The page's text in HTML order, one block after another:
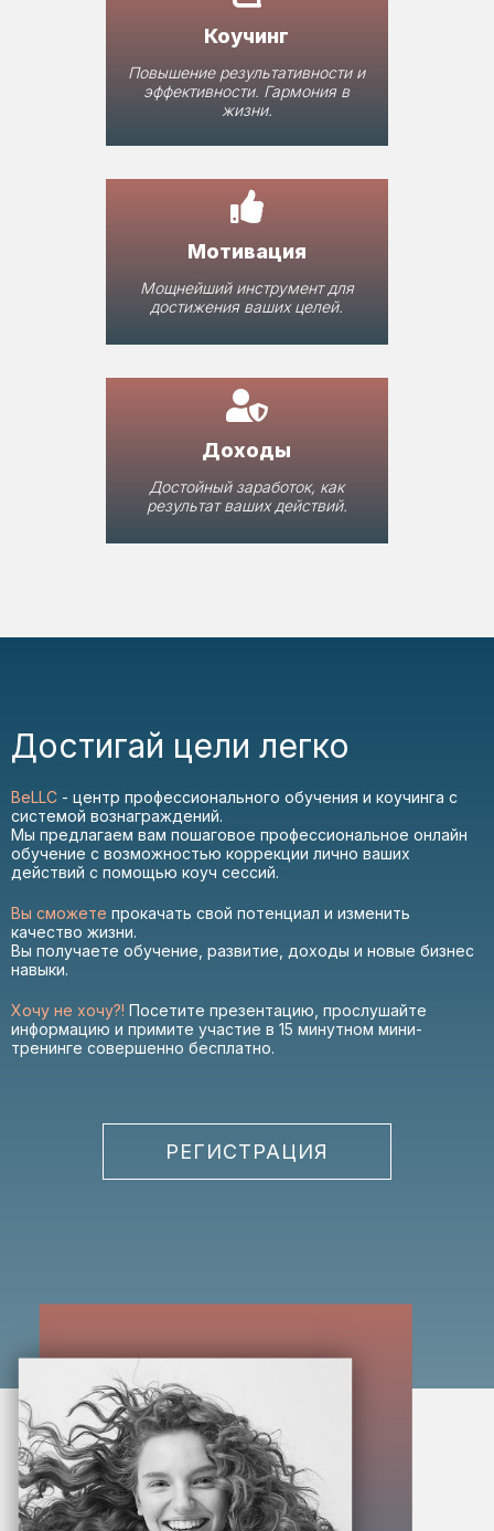
Коучинг
Повышение результативности и
эффективности. Гармония в
жизни.
Мотивация
Мощнейший инструмент для
достижения ваших целей.
Доходы
Достойный заработок, как
результат ваших действий.
Достигай цели легко
BeLLC - центр профессионального обучения и коучинга с
системой вознаграждений.
Мы предлагаем вам пошаговое профессиональное онлайн
обучение с возможностью коррекции лично ваших
действий с помощью коуч сессий.
Вы сможете прокачать свой потенциал и изменить
качество жизни.
Вы получаете обучение, развитие, доходы и новые бизнес
навыки.
Хочу не хочу?! Посетите презентацию, прослушайте
информацию и примите участие в 15 минутном мини-
тренинге совершенно бесплатно.
РЕГИСТРАЦИЯ